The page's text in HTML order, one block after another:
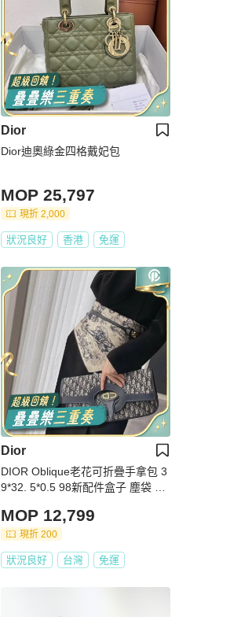
Dior
Dior迪奧綠金四格戴妃包
MOP 25,797
現折 2,000
狀況良好 香港 免運
Dior
DIOR Oblique老花可折疊手拿包 3
9*32. 5*0.5 98新配件盒子 塵袋 保
MOP 12,799
現折 200
狀況良好 台灣 免運